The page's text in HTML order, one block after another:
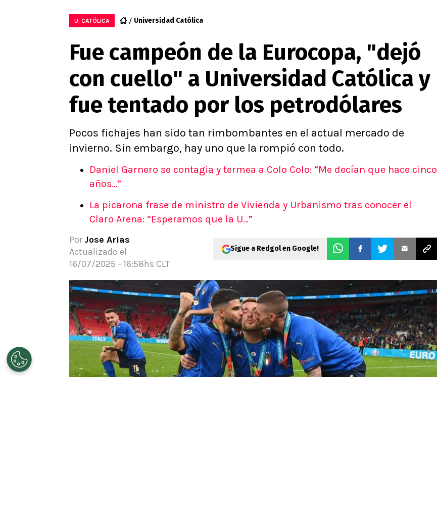
U. CATÓLICA Universidad Católica
Fue campeón de la Eurocopa, "dejó
con cuello" a Universidad Católica y
fue tentado por los petrodólares
Pocos fichajes han sido tan rimbombantes en el actual mercado de
invierno. Sin embargo, hay uno que la rompió con todo.
Daniel Garnero se contagia y termea a Colo Colo: “Me decían que hace cinco
años…”
La picarona frase de ministro de Vivienda y Urbanismo tras conocer el
Claro Arena: “Esperamos que la U…”
Por Jose Arias
Actualizado el
16/07/2025 - 16:58hs CLT
Sigue a Redgol en Google!